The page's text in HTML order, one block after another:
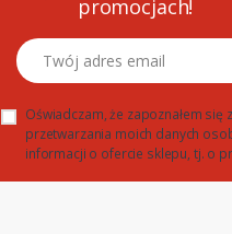
promocjach!
Twój adres email
Oświadczam, że zapoznałem się z
przetwarzania moich danych
informacji o ofercie sklepu, tj. o